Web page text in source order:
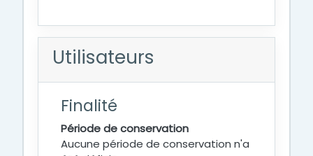
Utilisateurs
Finalité
Période de conservation
Aucune période de conservation n'a